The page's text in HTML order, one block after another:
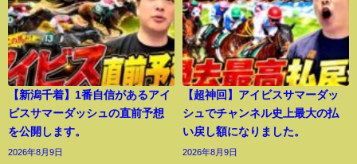
【新潟千着】1番自信があるアイ
ビスサマーダッシュの直前予想
を公開します。
2026年8月9日
【超神回】アイビスサマーダッ
シュでチャンネル史上最大の払
い戻し額になりました。
2026年8月9日